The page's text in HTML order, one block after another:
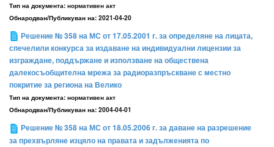
Тип на документа: нормативен акт
Обнародван/Публикуван на: 2021-04-20
Решение № 358 на МС от 17.05.2001 г. за определяне на лицата,
спечелили конкурса за издаване на индивидуални лицензии за
изграждане, поддържане и използване на обществена
далекосъобщителна мрежа за радиоразпръскване с местно
покритие за региона на Велико
Тип на документа: нормативен акт
Обнародван/Публикуван на: 2004-04-01
Решение № 358 на МС от 18.05.2006 г. за даване на разрешение
за прехвърляне изцяло на правата и задълженията по